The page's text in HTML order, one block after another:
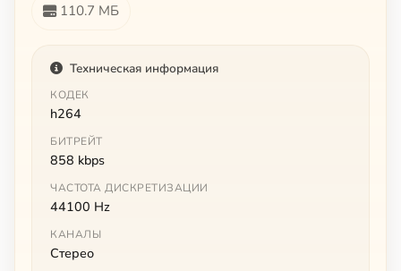
110.7 МБ
Техническая информация
КОДЕК
h264
БИТРЕЙТ
858 kbps
ЧАСТОТА ДИСКРЕТИЗАЦИИ
44100 Hz
КАНАЛЫ
Стерео